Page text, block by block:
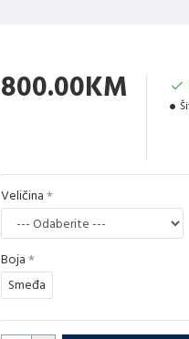
800.00KM
Veličina
Boja
Smeđa